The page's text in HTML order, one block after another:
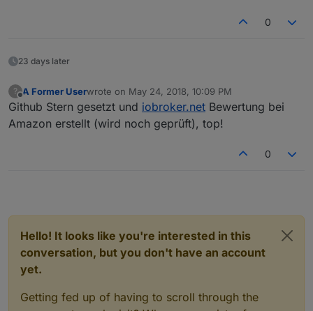
0
23 days later
?
Offline
A Former Userwrote on May 24, 2018, 10:09 PM
last edited by
Github Stern gesetzt und iobroker.net Bewertung bei
Amazon erstellt (wird noch geprüft), top!
0
Hello! It looks like you're interested in this
conversation, but you don't have an account
yet.
Getting fed up of having to scroll through the